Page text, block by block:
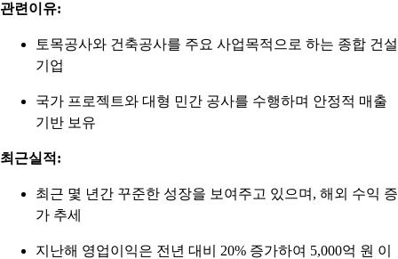
관련이유:
토목공사와 건축공사를 주요 사업목적으로 하는 종합 건설
기업
국가 프로젝트와 대형 민간 공사를 수행하며 안정적 매출
기반 보유
최근실적:
최근 몇 년간 꾸준한 성장을 보여주고 있으며, 해외 수익 증
가 추세
지난해 영업이익은 전년 대비 20% 증가하여 5,000억 원 이